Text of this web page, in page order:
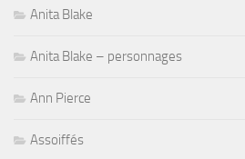
Anita Blake
Anita Blake – personnages
Ann Pierce
Assoiffés